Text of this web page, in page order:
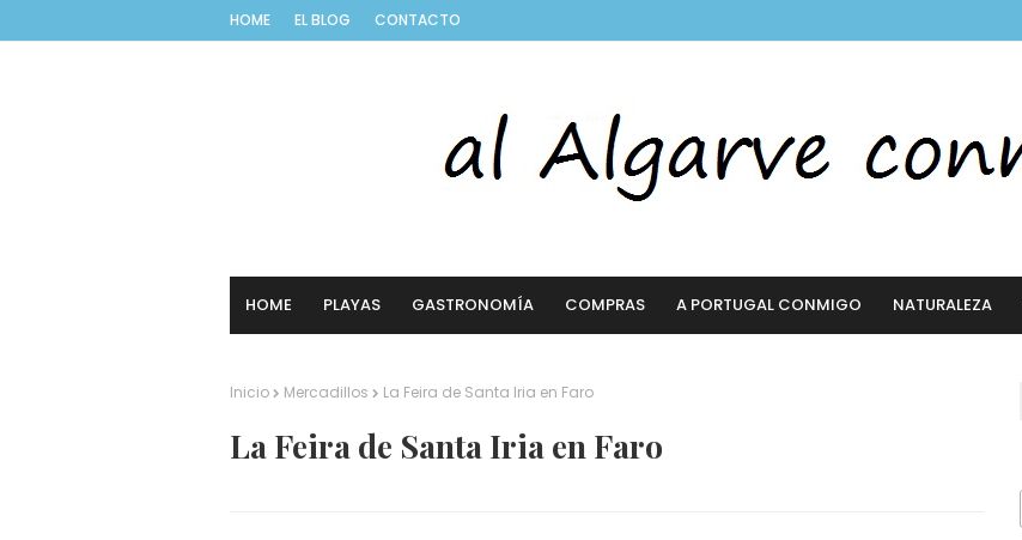
HOME EL BLOG CONTACTO
HOME PLAYAS GASTRONOMÍA COMPRAS A PORTUGAL CONMIGO NATURALEZA
Inicio Mercadillos La Feira de Santa Iria en Faro
La Feira de Santa Iria en Faro